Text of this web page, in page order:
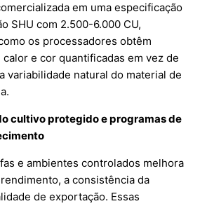
em uma especificação
SHU com 2.500-6.000 CU,
os processadores obtêm
calor e cor quantificadas em vez de
variabilidade natural do material de
cultivo protegido e programas de
e ambientes controlados melhora
a consistência da
de exportação. Essas